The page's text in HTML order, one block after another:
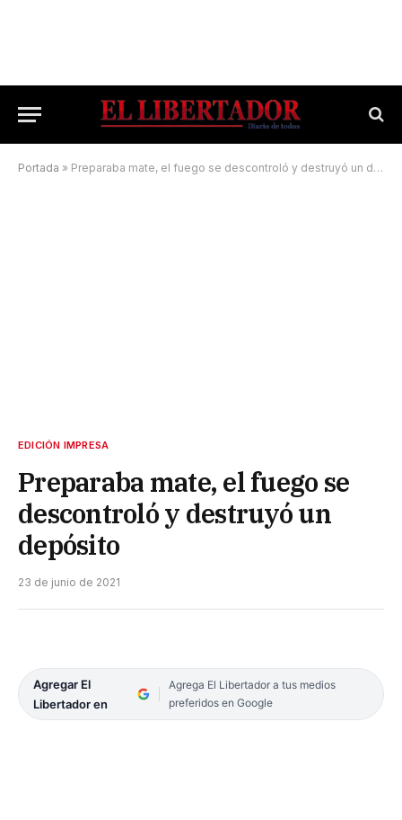
Portada » Preparaba mate, el fuego se descontroló y destruyó un depósito
EDICIÓN IMPRESA
Preparaba mate, el fuego se
descontroló y destruyó un
depósito
23 de junio de 2021
Agregar El
Libertador en
Agrega El Libertador a tus medios
preferidos en Google